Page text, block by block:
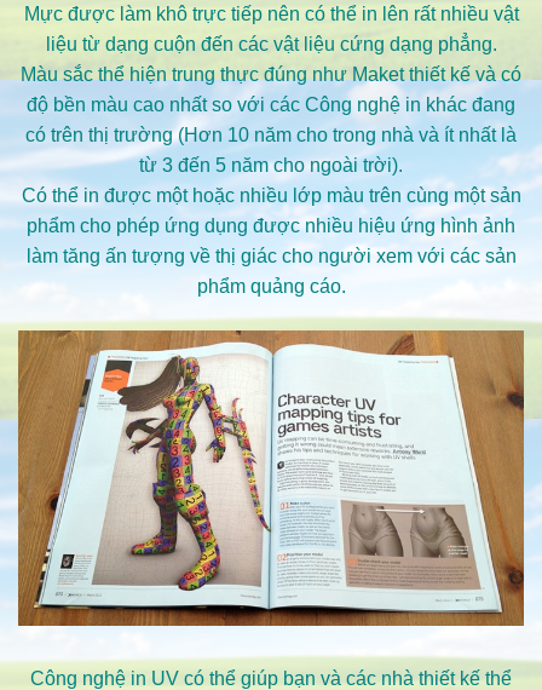
Mực được làm khô trực tiếp nên có thể in lên rất nhiều vật
liệu từ dạng cuộn đến các vật liệu cứng dạng phẳng.
Màu sắc thể hiện trung thực đúng như Maket thiết kế và có
độ bền màu cao nhất so với các Công nghệ in khác đang
có trên thị trường (Hơn 10 năm cho trong nhà và ít nhất là
từ 3 đến 5 năm cho ngoài trời).
Có thể in được một hoặc nhiều lớp màu trên cùng một sản
phẩm cho phép ứng dụng được nhiều hiệu ứng hình ảnh
làm tăng ấn tượng về thị giác cho người xem với các sản
phẩm quảng cáo.
Công nghệ in UV có thể giúp bạn và các nhà thiết kế thể